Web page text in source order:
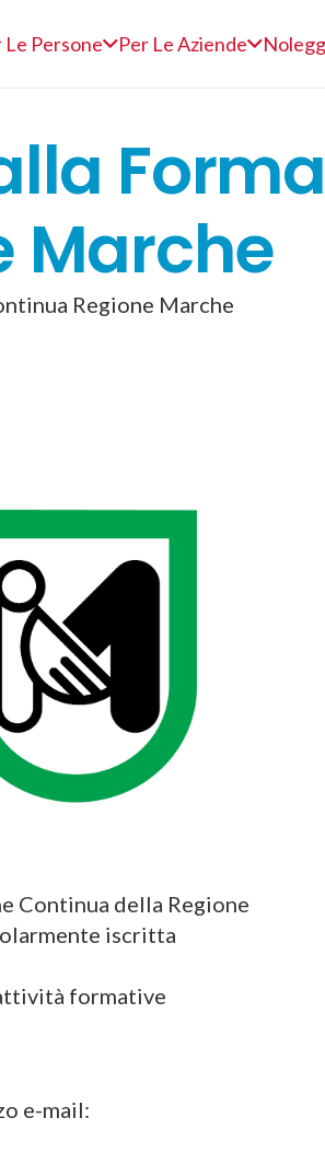
Le Persone Per Le Aziende
Marche
Regione Marche
Continua della Regione
iscritta
formative
e-mail: